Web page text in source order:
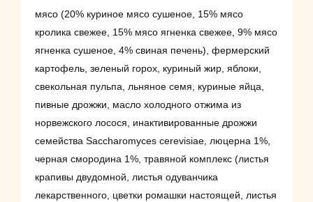
мясо (20% куриное мясо сушеное, 15% мясо
кролика свежее, 15% мясо ягненка свежее, 9% мясо
ягненка сушеное, 4% свиная печень), фермерский
картофель, зеленый горох, куриный жир, яблоки,
свекольная пульпа, льняное семя, куриные яйца,
пивные дрожжи, масло холодного отжима из
норвежского лосося, инактивированные дрожжи
семейства Saccharomyces cerevisiae, люцерна 1%,
черная смородина 1%, травяной комплекс (листья
крапивы двудомной, листья одуванчика
лекарственного, цветки ромашки настоящей, листья